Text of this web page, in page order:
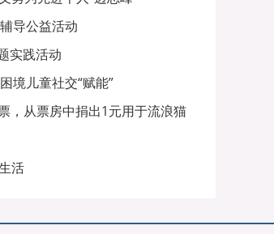
导公益活动
实践活动
境儿童社交“赋能”
，从票房中捐出1元用于流浪猫
活